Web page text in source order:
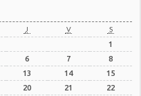
J V S
1
6 7
8
13 14
15
20 21
22